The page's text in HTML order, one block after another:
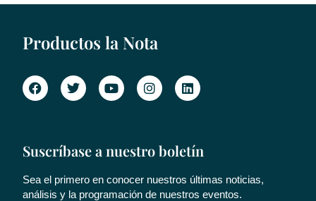
Productos la Nota
Suscríbase a nuestro boletín
Sea el primero en conocer nuestros últimas noticias,
análisis y la programación de nuestros eventos.